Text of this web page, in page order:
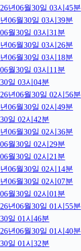
년06월30일 03시45분
06월30일 03시39분
월30일 03시31분
06월30일 03시26분
06월30일 03시18분
월30일 03시11분
일 03시04분
년06월30일 02시56분
06월30일 02시49분
일 02시42분
06월30일 02시36분
월30일 02시29분
월30일 02시21분
06월30일 02시14분
06월30일 02시07분
월30일 02시01분
년06월30일 01시55분
일 01시46분
년06월30일 01시40분
일 01시32분